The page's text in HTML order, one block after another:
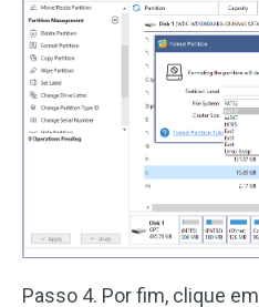
Passo 4. Por fim, clique em